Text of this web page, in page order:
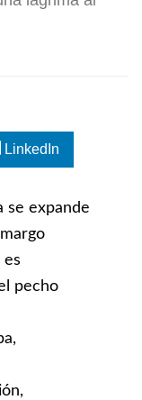
LinkedIn
se expande
es
pecho